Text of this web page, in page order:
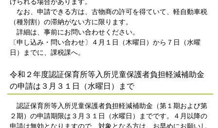
なお、申請できる方は、古物商の許可を得ていて、軽自動車税
（種別割）の滞納がない方に限ります。
詳細は、事前にお問い合わせください。
〔申し込み・問い合わせ〕４月１日（木曜日）から７日（水曜
日）までに、課税課へ。
令和２年度認証保育所等入所児童保護者負担軽減補助金
の申請は３月３１日（水曜日）まで
認証保育所等入所児童保護者負担軽減補助金（第１期および第
２期）の申請期限は３月３１日（水曜日）までです。４月以降の
申請は無効となりますので、対象となる方は、お早めにお願いし